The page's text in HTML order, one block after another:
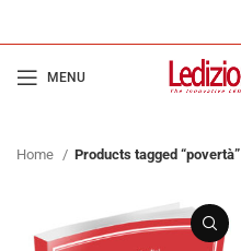
MENU
Home Products tagged “povertà”